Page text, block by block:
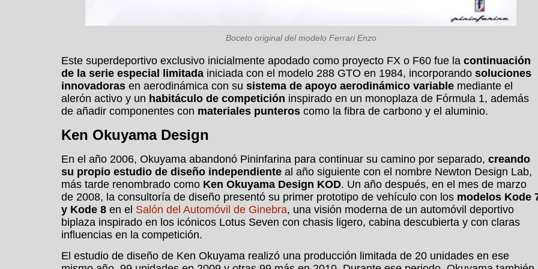
Boceto original del modelo Ferrari Enzo
Este superdeportivo exclusivo inicialmente apodado como proyecto FX o F60 fue la continuación
de la serie especial limitada iniciada con el modelo 288 GTO en 1984, incorporando soluciones
innovadoras en aerodinámica con su sistema de apoyo aerodinámico variable mediante el
alerón activo y un habitáculo de competición inspirado en un monoplaza de Fórmula 1, además
de añadir componentes con materiales punteros como la fibra de carbono y el aluminio.
Ken Okuyama Design
En el año 2006, Okuyama abandonó Pininfarina para continuar su camino por separado, creando
su propio estudio de diseño independiente al año siguiente con el nombre Newton Design Lab,
más tarde renombrado como Ken Okuyama Design KOD. Un año después, en el mes de marzo
de 2008, la consultoría de diseño presentó su primer prototipo de vehículo con los modelos Kode
y Kode 8 en el Salón del Automóvil de Ginebra, una visión moderna de un automóvil deportivo
biplaza inspirado en los icónicos Lotus Seven con chasis ligero, cabina descubierta y con claras
influencias en la competición.
El estudio de diseño de Ken Okuyama realizó una producción limitada de 20 unidades en ese